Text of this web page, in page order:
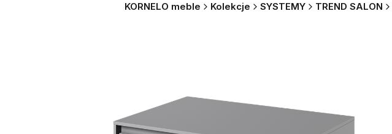
KORNELO meble Kolekcje SYSTEMY TREND SALON